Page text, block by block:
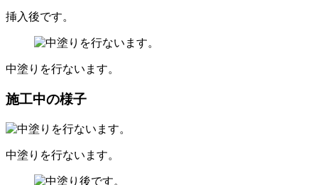
挿入後です。
中塗りを行ないます。
施工中の様子
中塗りを行ないます。